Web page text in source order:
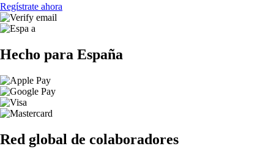
Regístrate ahora
Hecho para España
Red global de colaboradores